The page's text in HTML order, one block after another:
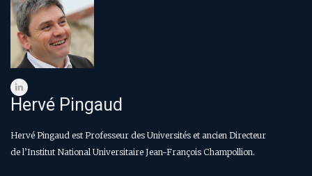
Hervé Pingaud
Hervé Pingaud est Professeur des Universités et ancien Directeur
de l’Institut National Universitaire Jean-François Champollion.